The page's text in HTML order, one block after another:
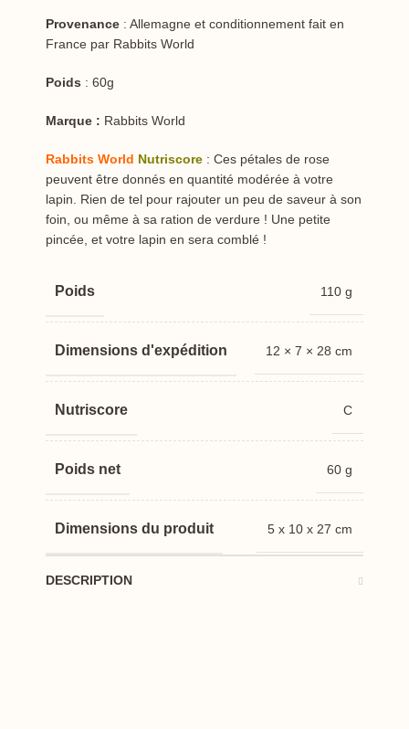
Provenance : Allemagne et conditionnement fait en
France par Rabbits World
Poids : 60g
Marque : Rabbits World
Rabbits World Nutriscore : Ces pétales de rose
peuvent être donnés en quantité modérée à votre
lapin. Rien de tel pour rajouter un peu de saveur à son
foin, ou même à sa ration de verdure ! Une petite
pincée, et votre lapin en sera comblé !
Poids 110 g
Dimensions 12 × 7 × 28 cm
Nutriscore C
Poids net 60 g
Dimensions du produit 5 x 10 x 27 cm
DESCRIPTION